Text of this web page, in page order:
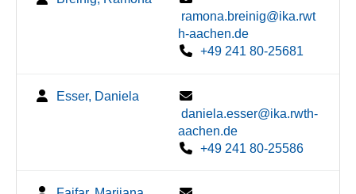
ramona.breinig@ika.rwt
h-aachen.de
+49 241 80-25681
Esser, Daniela
daniela.esser@ika.rwth-
aachen.de
+49 241 80-25586